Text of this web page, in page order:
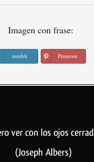
Imagen con frase:
tumblr Pinterest